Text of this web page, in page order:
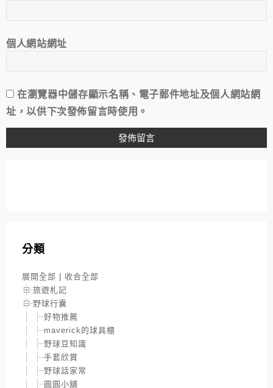
個人網站網址
在瀏覽器中儲存顯示名稱、電子郵件地址及個人網站網
址，以供下次發佈留言時使用。
分類
展開全部 | 收合全部
旅遊札記
野球行囊
好物推薦
maverick的球具櫃
野球豆知識
手套欣賞
野球話家常
圓圓小舖